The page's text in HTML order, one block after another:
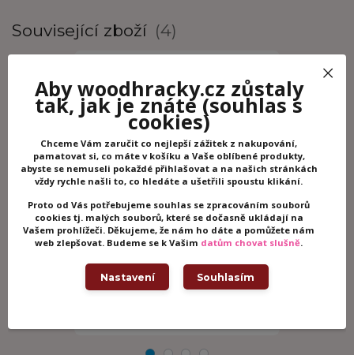
Související zboží 4
Lilliputiens - Farma - textilní knížka
389 Kč
Skladem -
odesíláme ihned
Lilliputiens
Aby woodhracky.cz zůstaly
tak, jak je znáte(souhlas s
cookies)
Chceme Vám zaručit co nejlepší zážitek z nakupování,
pamatovat si, co máte v košíku a Vaše oblíbené produkty,
abyste se nemuseli pokaždé přihlašovat a na našich stránkách
vždy rychle našli to, co hledáte a ušetřili spoustu klikání.
Proto od Vás potřebujeme souhlas se zpracováním souborů
cookies tj. malých souborů, které se dočasně ukládají na
Vašem prohlížeči. Děkujeme, že nám ho dáte a pomůžete nám
web zlepšovat. Budeme se k Vašim datům chovat slušně.
Nastavení Souhlasím